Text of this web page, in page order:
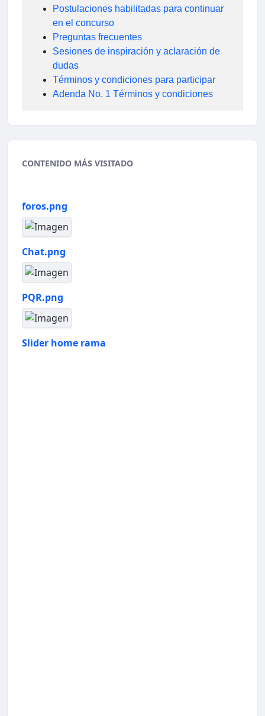
Postulaciones habilitadas para continuar
en el concurso
Preguntas frecuentes
Sesiones de inspiración y aclaración de
dudas
Términos y condiciones para participar
Adenda No. 1 Términos y condiciones
CONTENIDO MÁS VISITADO
foros.png
Chat.png
PQR.png
Slider home rama